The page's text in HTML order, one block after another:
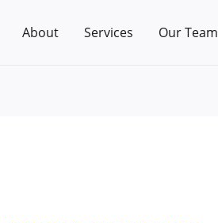
About Services Our Team